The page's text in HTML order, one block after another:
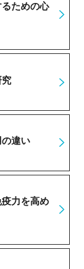
ための心
究
違い
力を高め